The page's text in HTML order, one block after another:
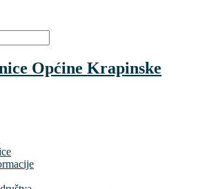
Općine Krapinske